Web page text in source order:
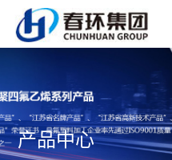
产品中心